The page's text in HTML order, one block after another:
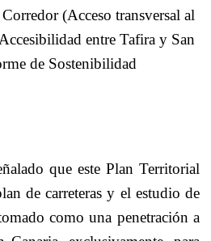
(Acceso transversal al
entre Tafira y San
de Sostenibilidad
que este Plan Territorial
de carreteras y el estudio de
como una penetración a